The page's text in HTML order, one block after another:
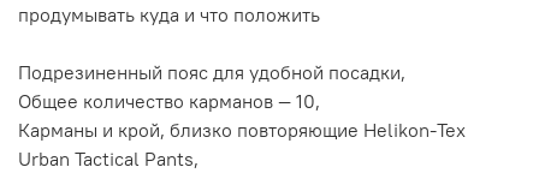
продумывать куда и что положить
Подрезиненный пояс для удобной посадки,
Общее количество карманов — 10,
Карманы и крой, близко повторяющие Helikon-Tex
Urban Tactical Pants,